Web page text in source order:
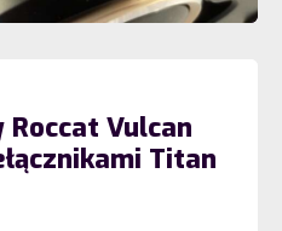
Vulcan
Titan